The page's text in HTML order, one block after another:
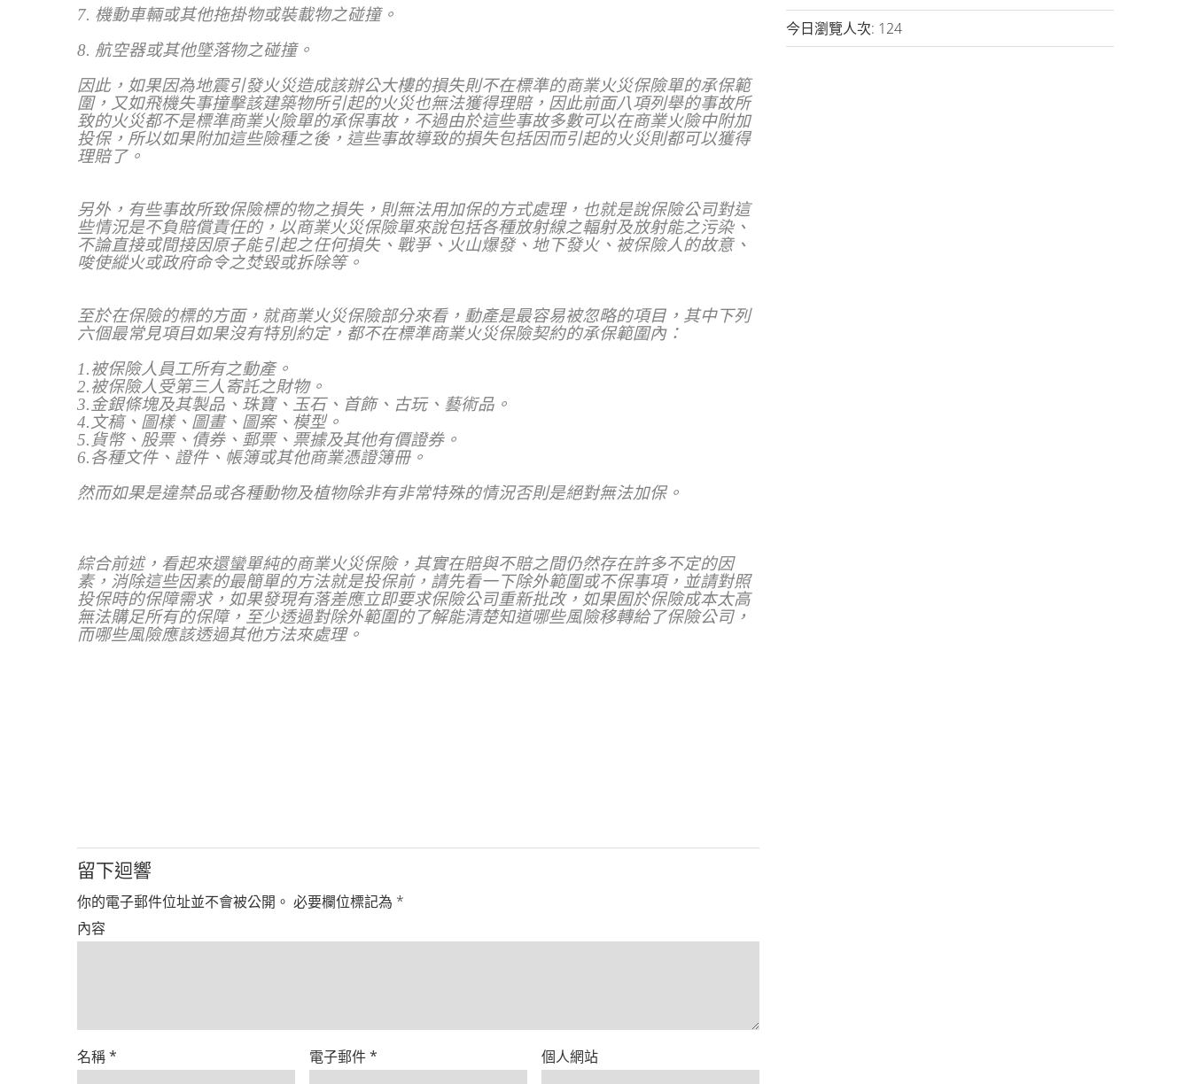
7. 機動車輛或其他拖掛物或裝載物之碰撞。
8. 航空器或其他墜落物之碰撞。
因此，如果因為地震引發火災造成該辦公大樓的損失則不在標準的商業火災保險單的承保範
圍，又如飛機失事撞擊該建築物所引起的火災也無法獲得理賠，因此前面八項列舉的事故所
致的火災都不是標準商業火險單的承保事故，不過由於這些事故多數可以在商業火險中附加
投保，所以如果附加這些險種之後，這些事故導致的損失包括因而引起的火災則都可以獲得
理賠了。
另外，有些事故所致保險標的物之損失，則無法用加保的方式處理，也就是說保險公司對這
些情況是不負賠償責任的，以商業火災保險單來說包括各種放射線之輻射及放射能之污染、
不論直接或間接因原子能引起之任何損失、戰爭、火山爆發、地下發火、被保險人的故意、
唆使縱火或政府命令之焚毀或拆除等。
至於在保險的標的方面，就商業火災保險部分來看，動產是最容易被忽略的項目，其中下列
六個最常見項目如果沒有特別約定，都不在標準商業火災保險契約的承保範圍內：
1.被保險人員工所有之動產。
2.被保險人受第三人寄託之財物。
3. 金銀條塊及其製品、珠寶、玉石、首飾、古玩、藝術品。
4. 文稿、圖樣、圖畫、圖案、模型。
5. 貨幣、股票、債券、郵票、票據及其他有價證券。
6.各種文件、證件、帳簿或其他商業憑證簿冊。
然而如果是違禁品或各種動物及植物除非有非常特殊的情況否則是絕對無法加保。
綜合前述，看起來還蠻單純的商業火災保險，其實在賠與不賠之間仍然存在許多不定的因
素，消除這些因素的最簡單的方法就是投保前，請先看一下除外範圍或不保事項，並請對照
投保時的保障需求，如果發現有落差應立即要求保險公司重新批改，如果囿於保險成本太高
無法購足所有的保障，至少透過對除外範圍的了解能清楚知道哪些風險移轉給了保險公司，
而哪些風險應該透過其他方法來處理。
留下迴響
你的電子郵件位址並不會被公開。 必要欄位標記為 *
內容
名稱* 電子郵件* 個人網站
今日瀏覽人次: 124